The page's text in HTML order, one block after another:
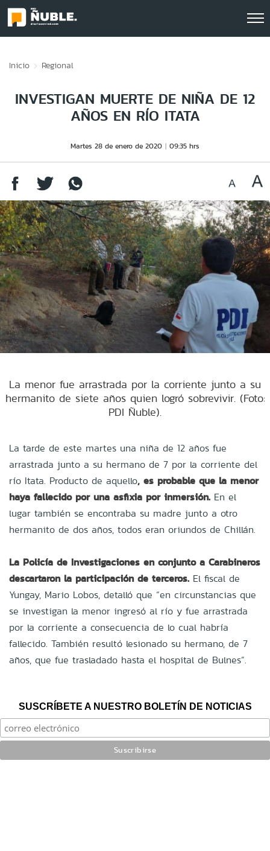
Inicio Regional
INVESTIGAN MUERTE DE NIÑA DE 12
AÑOS EN RÍO ITATA
Martes 28 de enero de 2020 09:35 hrs
La menor fue arrastrada por la corriente junto a su
hermanito de siete años quien logró sobrevivir. (Foto:
PDI Ñuble).
La tarde de este martes una niña de 12 años fue
arrastrada junto a su hermano de 7 por la corriente del
río Itata. Producto de aquello, es probable que la menor
haya fallecido por una asfixia por inmersión. En el
lugar también se encontraba su madre junto a otro
hermanito de dos años, todos eran oriundos de Chillán.
La Policía de Investigaciones en conjunto a Carabineros
descartaron la participación de terceros. El fiscal de
Yungay, Mario Lobos, detalló que “en circunstancias que
se investigan la menor ingresó al río y fue arrastrada
por la corriente a consecuencia de lo cual habría
fallecido. También resultó lesionado su hermano, de 7
años, que fue trasladado hasta el hospital de Bulnes”.
SUSCRÍBETE A NUESTRO BOLETÍN DE NOTICIAS